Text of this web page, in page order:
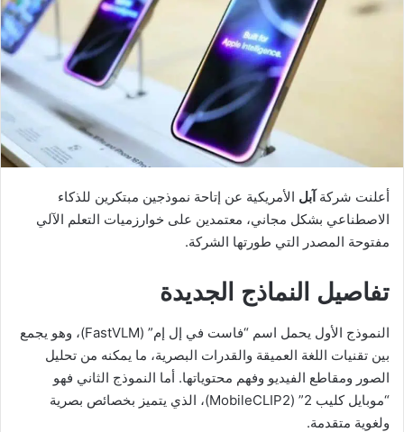
أعلنت شركةآبل الأمريكية عن إتاحة نموذجين مبتكرين للذكاء
الاصطناعي بشكل مجاني، معتمدين على خوارزميات التعلم الآلي
مفتوحة المصدر التي طورتها الشركة.
تفاصيل النماذج الجديدة
النموذج الأول يحمل اسم “فاست في إل إم” (FastVLM)، وهو يجمع
بين تقنيات اللغة العميقة والقدرات البصرية، ما يمكنه من تحليل
الصور ومقاطع الفيديو وفهم محتوياتها. أما النموذج الثاني فهو
“موبايل كليب 2” (MobileCLIP2)، الذي يتميز بخصائص بصرية
ولغوية متقدمة.